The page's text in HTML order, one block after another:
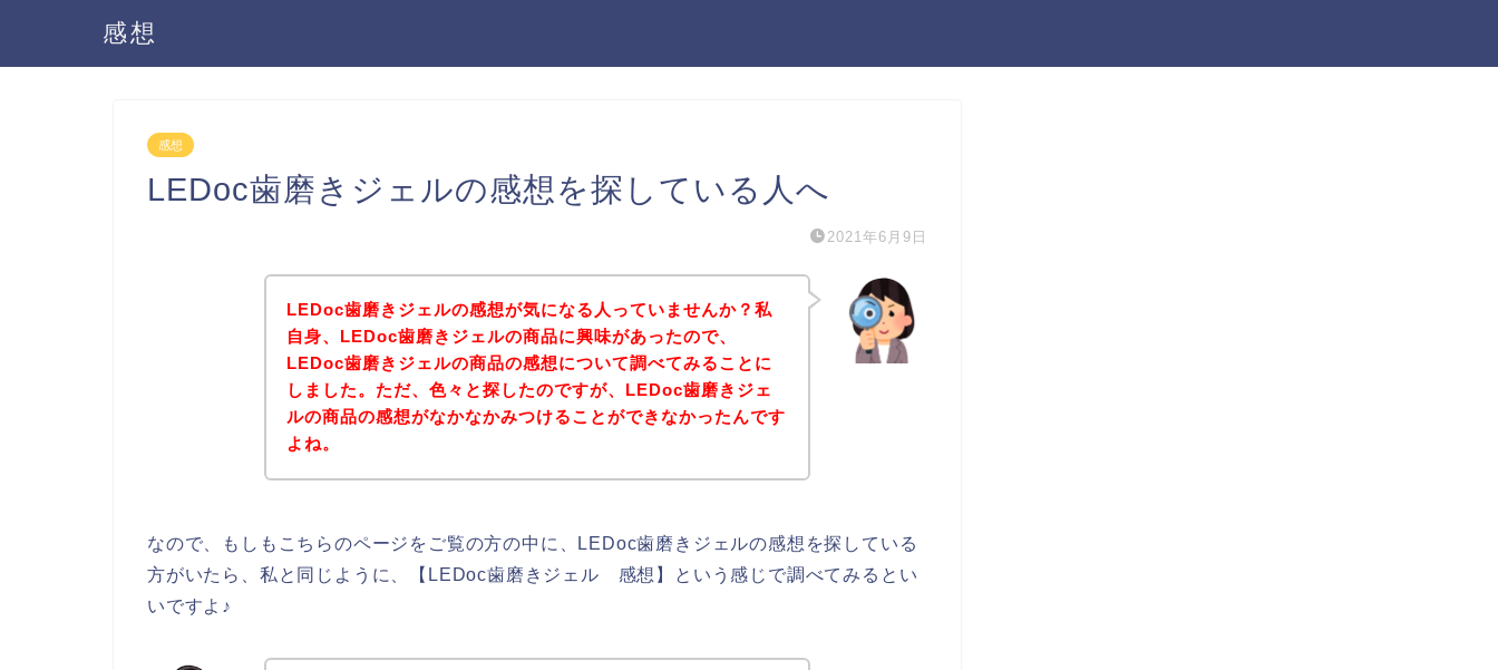
感想
感想
LEDoc歯磨きジェルの感想を探している人へ
2021年6月9日
LEDoc歯磨きジェルの感想が気になる人っていませんか？私
自身、LEDoc歯磨きジェルの商品に興味があったので、
LEDoc歯磨きジェルの商品の感想について調べてみることに
しました。ただ、色々と探したのですが、LEDoc歯磨きジェ
ルの商品の感想がなかなかみつけることができなかったんです
よね。
なので、もしもこちらのページをご覧の方の中に、LEDoc歯磨きジェルの感想を探している
方がいたら、私と同じように、【LEDoc歯磨きジェル 感想】という感じで調べてみるとい
いですよ♪